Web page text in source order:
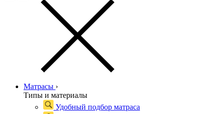
Матрасы ›
Типы и материалы
Удобный подбор матраса